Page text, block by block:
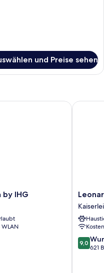
und Preise sehen
by IHG
WLAN
Hotel
Kaiserlei
Kaiserlei
9.0
von
9,0
621